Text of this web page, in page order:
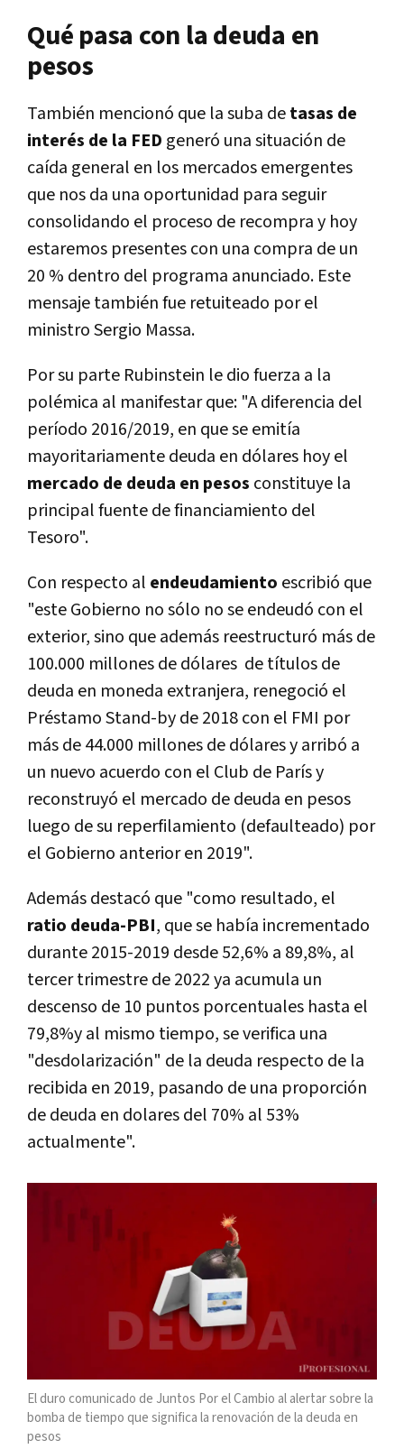
Qué pasa con la deuda en
pesos
También mencionó que la suba detasas de
interés de la FED generó una situación de
caída general en los mercados emergentes
que nos da una oportunidad para seguir
consolidando el proceso de recompra y hoy
estaremos presentes con una compra de un
20 % dentro del programa anunciado. Este
mensaje también fue retuiteado por el
ministro Sergio Massa.
Por su parte Rubinstein le dio fuerza a la
polémica al manifestar que: "A diferencia del
período 2016/2019, en que se emitía
mayoritariamente deuda en dólares hoy el
mercado de deuda en pesos constituye la
principal fuente de financiamiento del
Tesoro".
Con respecto al endeudamiento escribió que
"este Gobierno no sólo no se endeudó con el
exterior, sino que además reestructuró más de
100.000 millones de dólares de títulos de
deuda en moneda extranjera, renegoció el
Préstamo Stand-by de 2018 con el FMI por
más de 44.000 millones de dólares y arribó a
un nuevo acuerdo con el Club de París y
reconstruyó el mercado de deuda en pesos
luego de su reperfilamiento (defaulteado) por
el Gobierno anterior en 2019".
Además destacó que "como resultado, el
ratio deuda-PBI, que se había incrementado
durante 2015-2019 desde 52,6% a 89,8%, al
tercer trimestre de 2022 ya acumula un
descenso de 10 puntos porcentuales hasta el
79,8%y al mismo tiempo, se verifica una
"desdolarización" de la deuda respecto de la
recibida en 2019, pasando de una proporción
de deuda en dolares del 70% al 53%
actualmente".
El duro comunicado de Juntos Por el Cambio al alertar sobre la
bomba de tiempo que significa la renovación de la deuda en
pesos